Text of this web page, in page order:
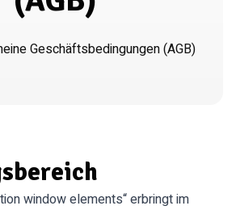
Geschäftsbedingungen (AGB)
window elements“ erbringt im